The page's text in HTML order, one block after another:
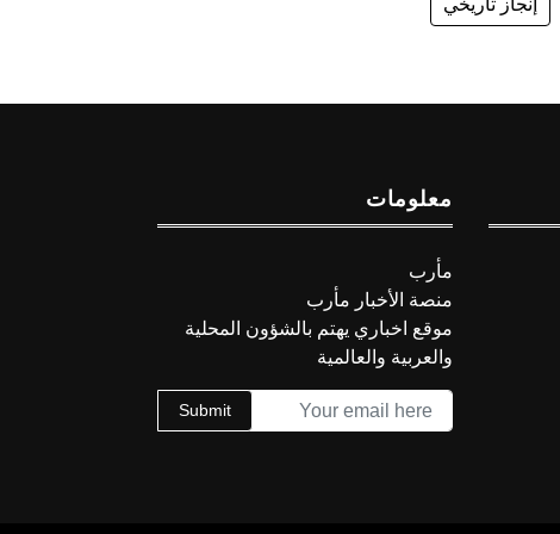
إنجاز تاريخي
معلومات
مأرب
منصة الأخبار مأرب
موقع اخباري يهتم بالشؤون المحلية
والعربية والعالمية
Submit